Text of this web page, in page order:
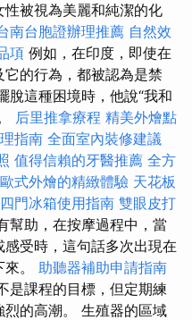
被視為美麗和純潔的化
南台胞證辦理推薦 自然效
項 例如，在印度，即使在
的行為，都被認為是禁
脫這種困境時，他說“我和
后里推拿療程 精美外燴點
指南 全面室內裝修建議
值得信賴的牙醫推薦 全方
歐式外燴的精緻體驗 天花板
四門冰箱使用指南 雙眼皮打
幫助，在按摩過程中，當
受時，這句話多次出現在
。 助聽器補助申請指南
是課程的目標，但定期練
的高潮。 生殖器的區域